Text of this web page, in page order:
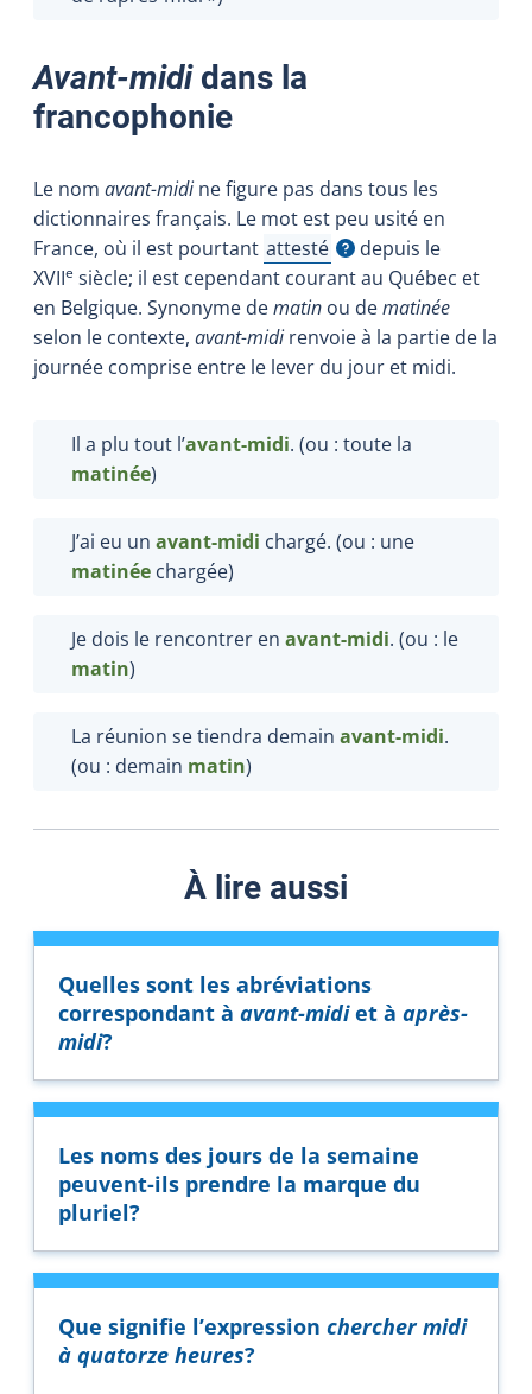
Avant-mididans la
francophonie
Le nom avant-midi ne figure pas dans tous les
dictionnaires français. Le mot est peu usité en
France, où il est pourtant attesté
Afficher l'infobulle
depuis le
XVIIe siècle; il est cependant courant au Québec et
en Belgique. Synonyme dematin ou dematinée
selon le contexte, avant-midi renvoie à la partie de la
journée comprise entre le lever du jour et midi.
Il a plu tout l’avant-midi. (ou : toute la
matinée)
J’ai eu un avant-midi chargé. (ou : une
matinée chargée)
Je dois le rencontrer en avant-midi. (ou : le
matin)
La réunion se tiendra demain avant-midi.
(ou : demain matin)
À lire aussi
Quelles sont les abréviations
correspondant à avant-midiet à après-
midi?
Les noms des jours de la semaine
peuvent-ils prendre la marque du
pluriel?
Que signifie l’expression chercher midi
à quatorze heures?